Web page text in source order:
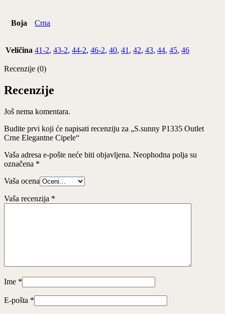
Boja Crna
Veličina 41-2, 43-2, 44-2, 46-2, 40, 41 , 42, 43, 44, 45, 46
Recenzije (0)
Recenzije
Još nema komentara.
Budite prvi koji će napisati recenziju za „S.sunny P1335 Outlet
Crne Elegantne Cipele“
Vaša adresa e-pošte neće biti objavljena. Neophodna polja su
označena *
Vaša ocena
Vaša recenzija *
Ime *
E-pošta *